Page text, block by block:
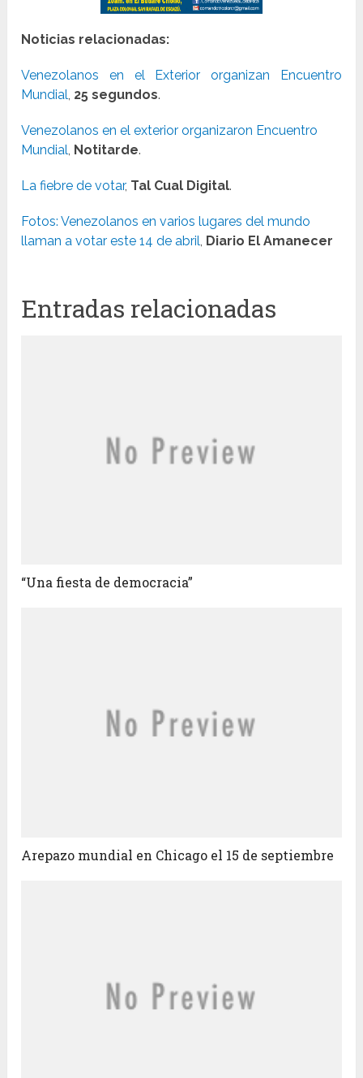
Noticias relacionadas:
Venezolanos en el Exterior organizan Encuentro
Mundial 25 segundos.
Venezolanos en el exterior organizaron Encuentro
Mundial Notitarde.
La fiebre de votar, Tal Cual Digital.
Fotos: Venezolanos en varios lugares del mundo
llaman a votar este 14 de abril Diario El Amanecer
Entradas relacionadas
“Una fiesta de democracia”
Arepazo mundial en Chicago el 15 de septiembre